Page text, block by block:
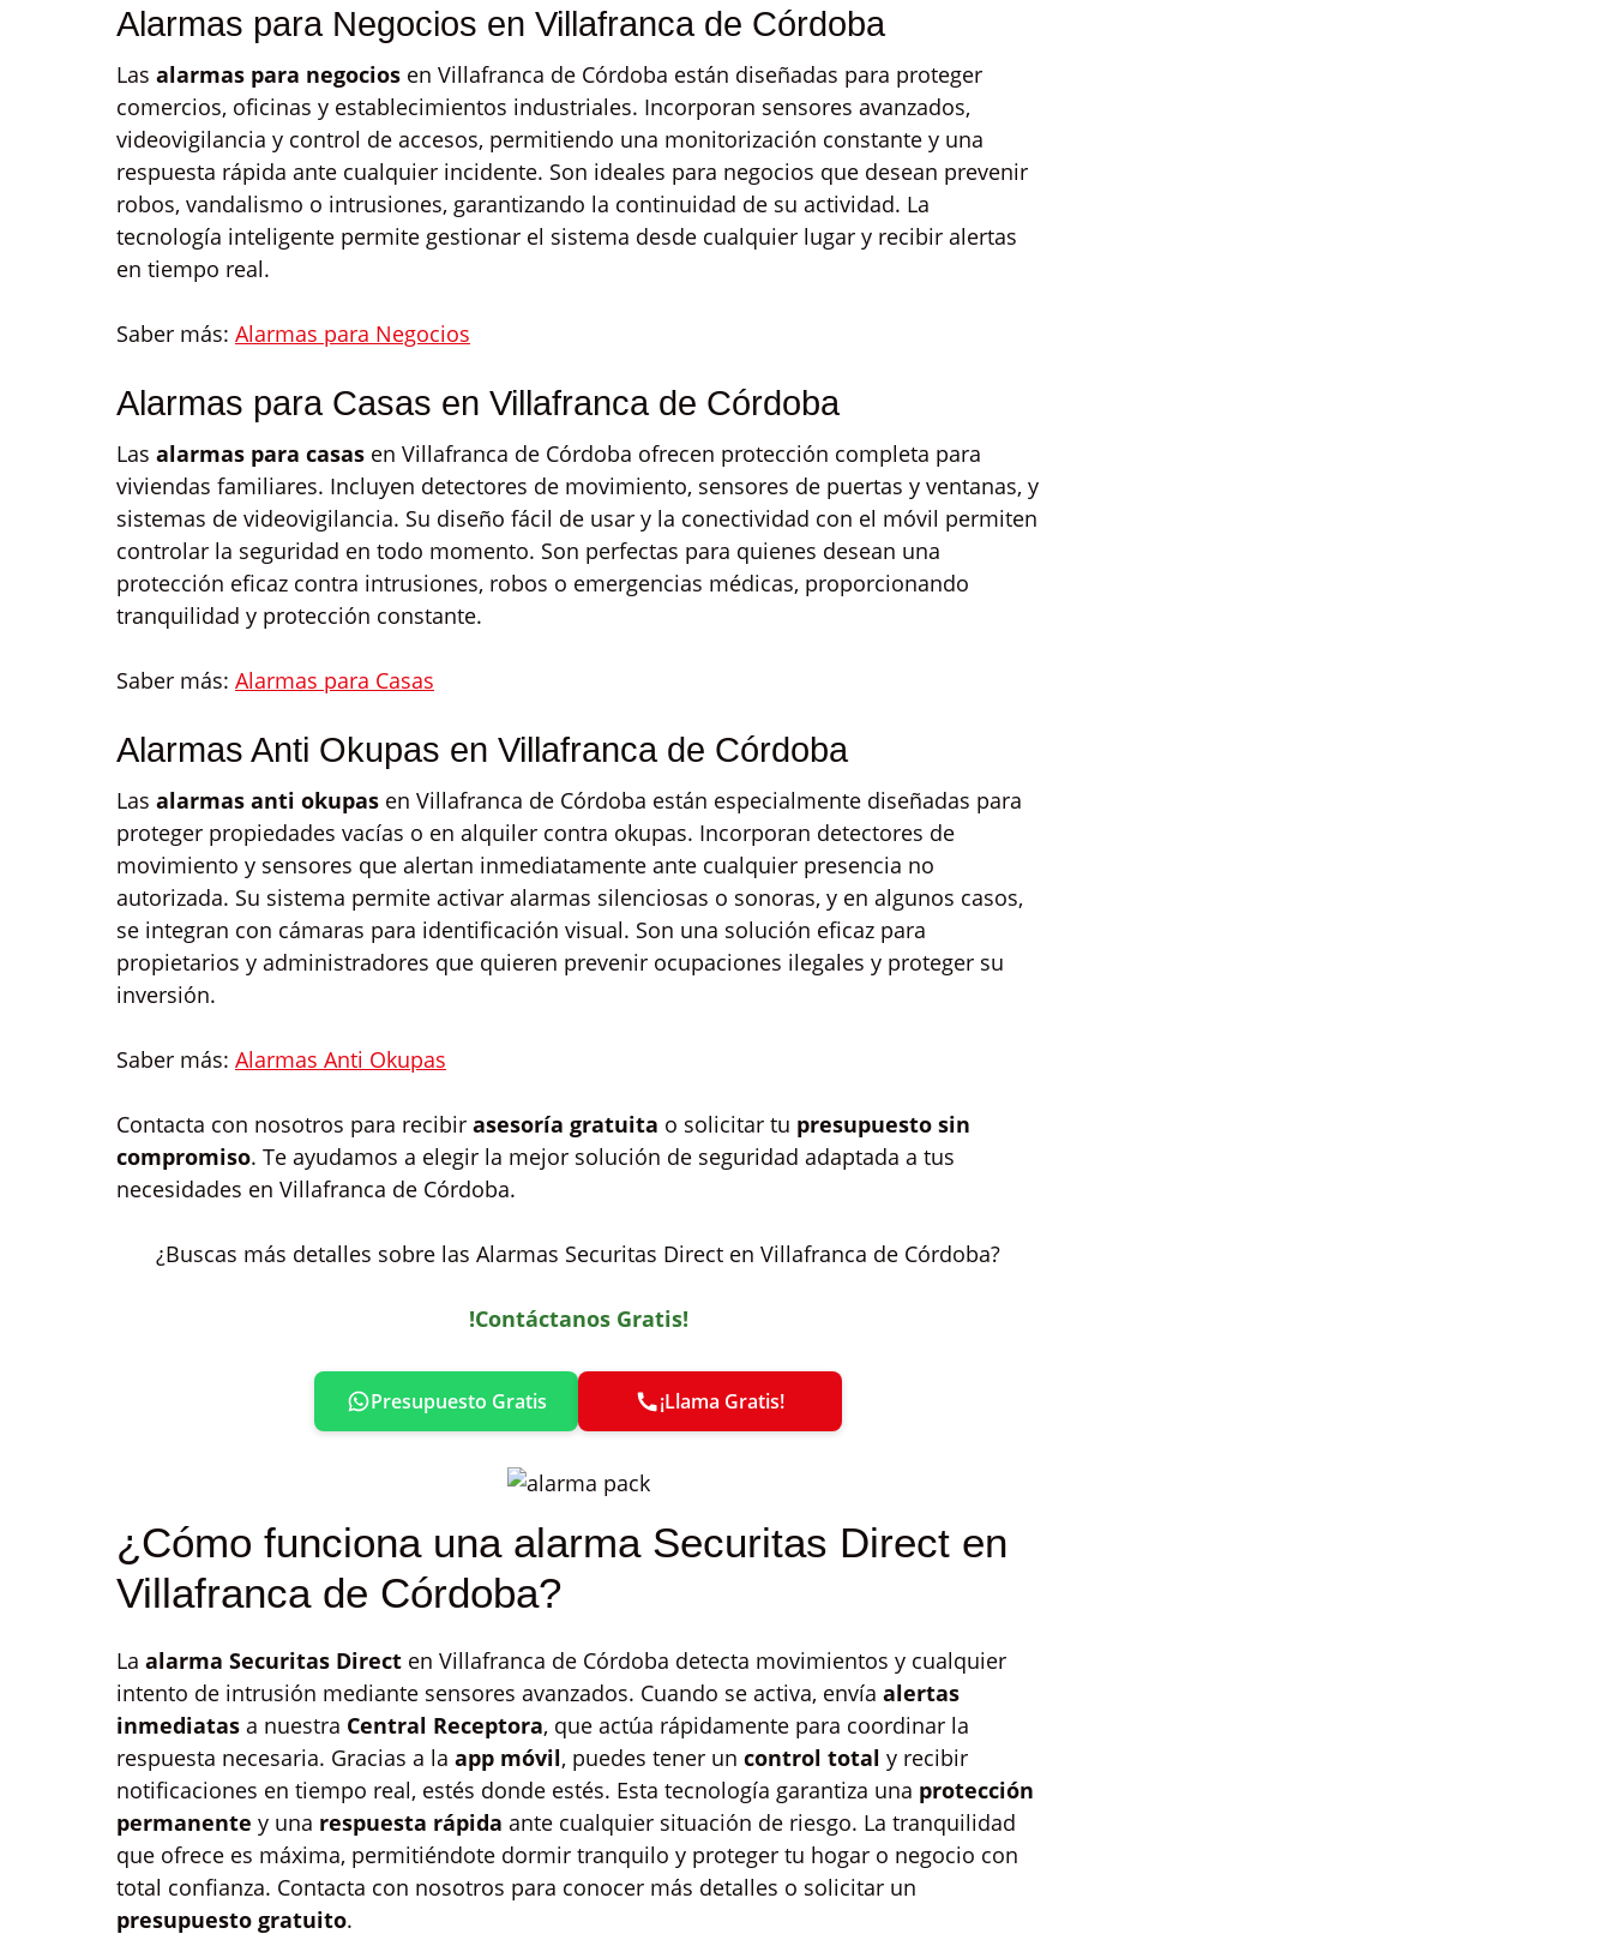
Alarmas para Negocios en Villafranca de Córdoba
Las alarmas para negocios en Villafranca de Córdoba están diseñadas para proteger
comercios, oficinas y establecimientos industriales. Incorporan sensores avanzados,
videovigilancia y control de accesos, permitiendo una monitorización constante y una
respuesta rápida ante cualquier incidente. Son ideales para negocios que desean prevenir
robos, vandalismo o intrusiones, garantizando la continuidad de su actividad. La
tecnología inteligente permite gestionar el sistema desde cualquier lugar y recibir alertas
en tiempo real.
Saber más: Alarmas para Negocios
Alarmas para Casas en Villafranca de Córdoba
Las alarmas para casas en Villafranca de Córdoba ofrecen protección completa para
viviendas familiares. Incluyen detectores de movimiento, sensores de puertas y ventanas, y
sistemas de videovigilancia. Su diseño fácil de usar y la conectividad con el móvil permiten
controlar la seguridad en todo momento. Son perfectas para quienes desean una
protección eficaz contra intrusiones, robos o emergencias médicas, proporcionando
tranquilidad y protección constante.
Saber más: Alarmas para Casas
Alarmas Anti Okupas en Villafranca de Córdoba
Las alarmas anti okupas en Villafranca de Córdoba están especialmente diseñadas para
proteger propiedades vacías o en alquiler contra okupas. Incorporan detectores de
movimiento y sensores que alertan inmediatamente ante cualquier presencia no
autorizada. Su sistema permite activar alarmas silenciosas o sonoras, y en algunos casos,
se integran con cámaras para identificación visual. Son una solución eficaz para
propietarios y administradores que quieren prevenir ocupaciones ilegales y proteger su
inversión.
Saber más: Alarmas Anti Okupas
Contacta con nosotros para recibir asesoría gratuita o solicitar tu presupuesto sin
compromiso. Te ayudamos a elegir la mejor solución de seguridad adaptada a tus
necesidades en Villafranca de Córdoba.
¿Buscas más detalles sobre las Alarmas Securitas Direct en Villafranca de Córdoba?
!Contáctanos Gratis!
Presupuesto Gratis ¡Llama Gratis!
¿Cómo funciona una alarma Securitas Direct en
Villafranca de Córdoba?
La alarma Securitas Direct en Villafranca de Córdoba detecta movimientos y cualquier
intento de intrusión mediante sensores avanzados. Cuando se activa, envía alertas
inmediatas a nuestra Central Receptora, que actúa rápidamente para coordinar la
respuesta necesaria. Gracias a la app móvil, puedes tener un control total y recibir
notificaciones en tiempo real, estés donde estés. Esta tecnología garantiza una protección
permanente y una respuesta rápida ante cualquier situación de riesgo. La tranquilidad
que ofrece es máxima, permitiéndote dormir tranquilo y proteger tu hogar o negocio con
total confianza. Contacta con nosotros para conocer más detalles o solicitar un
presupuesto gratuito.